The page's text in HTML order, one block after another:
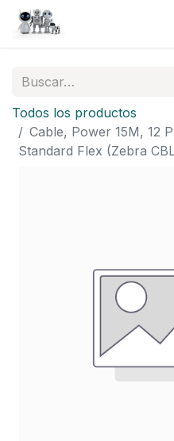
Todos los productos
Cable, Power 15M, 12
Standard Flex (Zebra